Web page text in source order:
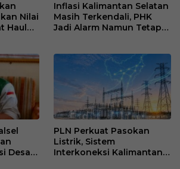
Nilai
Haul
Inflasi Kalimantan Selatan
Masih Terkendali, PHK
Jadi Alarm Namun Tetap
Desa
PLN Perkuat Pasokan
Listrik, Sistem
Interkoneksi Kalimantan